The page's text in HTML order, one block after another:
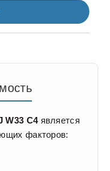
W33 C4является
факторов: